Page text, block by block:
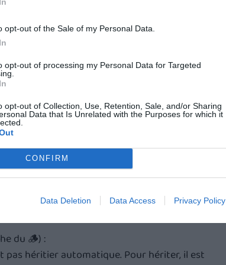
opt-out of the Sale of my Personal Data.
opt-out of processing my Personal Data for Targeted
opt-out of Collection, Use, Retention, Sale, and/or Sharing
Data that Is Unrelated with the Purposes for which it
CONFIRM
Data Deletion Data Access Privacy Policy
fonctionne en séparation des biens
l'option de l’
égales.
déclaration fiscale commune et sont imposés
revenu (et l’IFI). Le pacs peut être avantageux
vous deux, car vous pouvez passer à une
moins imposés (mais attention à ce que la
pas à payer plus d’impôts
de ton partenaire de Pacs.
du 🪵) :
pas héritier automatique. Pour hériter, il est